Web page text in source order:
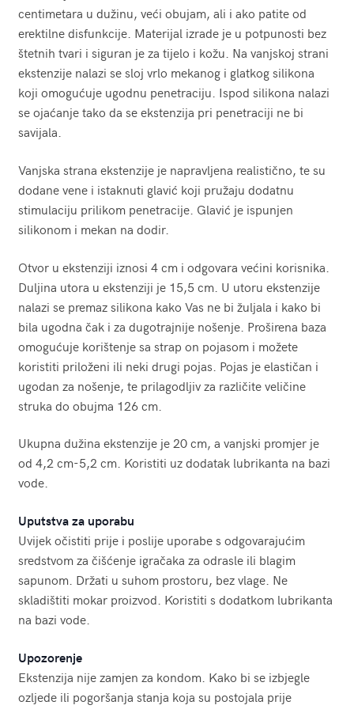
centimetara u dužinu, veći obujam, ali i ako patite od
erektilne disfunkcije. Materijal izrade je u potpunosti bez
štetnih tvari i siguran je za tijelo i kožu. Na vanjskoj strani
ekstenzije nalazi se sloj vrlo mekanog i glatkog silikona
koji omogućuje ugodnu penetraciju. Ispod silikona nalazi
se ojaćanje tako da se ekstenzija pri penetraciji ne bi
savijala.
Vanjska strana ekstenzije je napravljena realistično, te su
dodane vene i istaknuti glavić koji pružaju dodatnu
stimulaciju prilikom penetracije. Glavić je ispunjen
silikonom i mekan na dodir.
Otvor u ekstenziji iznosi 4 cm i odgovara većini korisnika.
Duljina utora u ekstenziji je 15,5 cm. U utoru ekstenzije
nalazi se premaz silikona kako Vas ne bi žuljala i kako bi
bila ugodna čak i za dugotrajnije nošenje. Proširena baza
omogućuje korištenje sa strap on pojasom i možete
koristiti priloženi ili neki drugi pojas. Pojas je elastičan i
ugodan za nošenje, te prilagodljiv za različite veličine
struka do obujma 126 cm.
Ukupna dužina ekstenzije je 20 cm, a vanjski promjer je
od 4,2 cm-5,2 cm. Koristiti uz dodatak lubrikanta na bazi
vode.
Uputstva za uporabu
Uvijek očistiti prije i poslije uporabe s odgovarajućim
sredstvom za čišćenje igračaka za odrasle ili blagim
sapunom. Držati u suhom prostoru, bez vlage. Ne
skladištiti mokar proizvod. Koristiti s dodatkom lubrikanta
na bazi vode.
Upozorenje
Ekstenzija nije zamjen za kondom. Kako bi se izbjegle
ozljede ili pogoršanja stanja koja su postojala prije